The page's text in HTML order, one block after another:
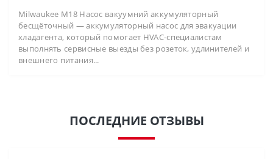
Milwaukee M18 Насос вакуумний аккумуляторный
бесщёточный — аккумуляторный насос для эвакуации
хладагента, который помогает HVAC-специалистам
выполнять сервисные выезды без розеток, удлинителей и
внешнего питания...
ПОСЛЕДНИЕ ОТЗЫВЫ